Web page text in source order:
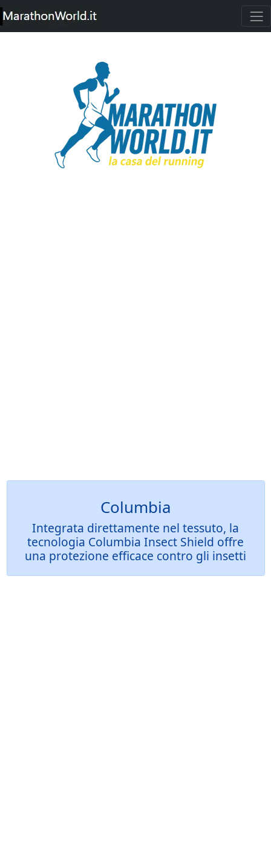
Columbia
Integrata direttamente nel tessuto, la
tecnologia Columbia Insect Shield offre
una protezione efficace contro gli insetti